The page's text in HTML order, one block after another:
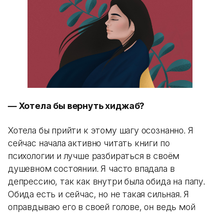
— Хотела бы вернуть хиджаб?
Хотела бы прийти к этому шагу осознанно. Я
сейчас начала активно читать книги по
психологии и лучше разбираться в своём
душевном состоянии. Я часто впадала в
депрессию, так как внутри была обида на папу.
Обида есть и сейчас, но не такая сильная. Я
оправдываю его в своей голове, он ведь мой